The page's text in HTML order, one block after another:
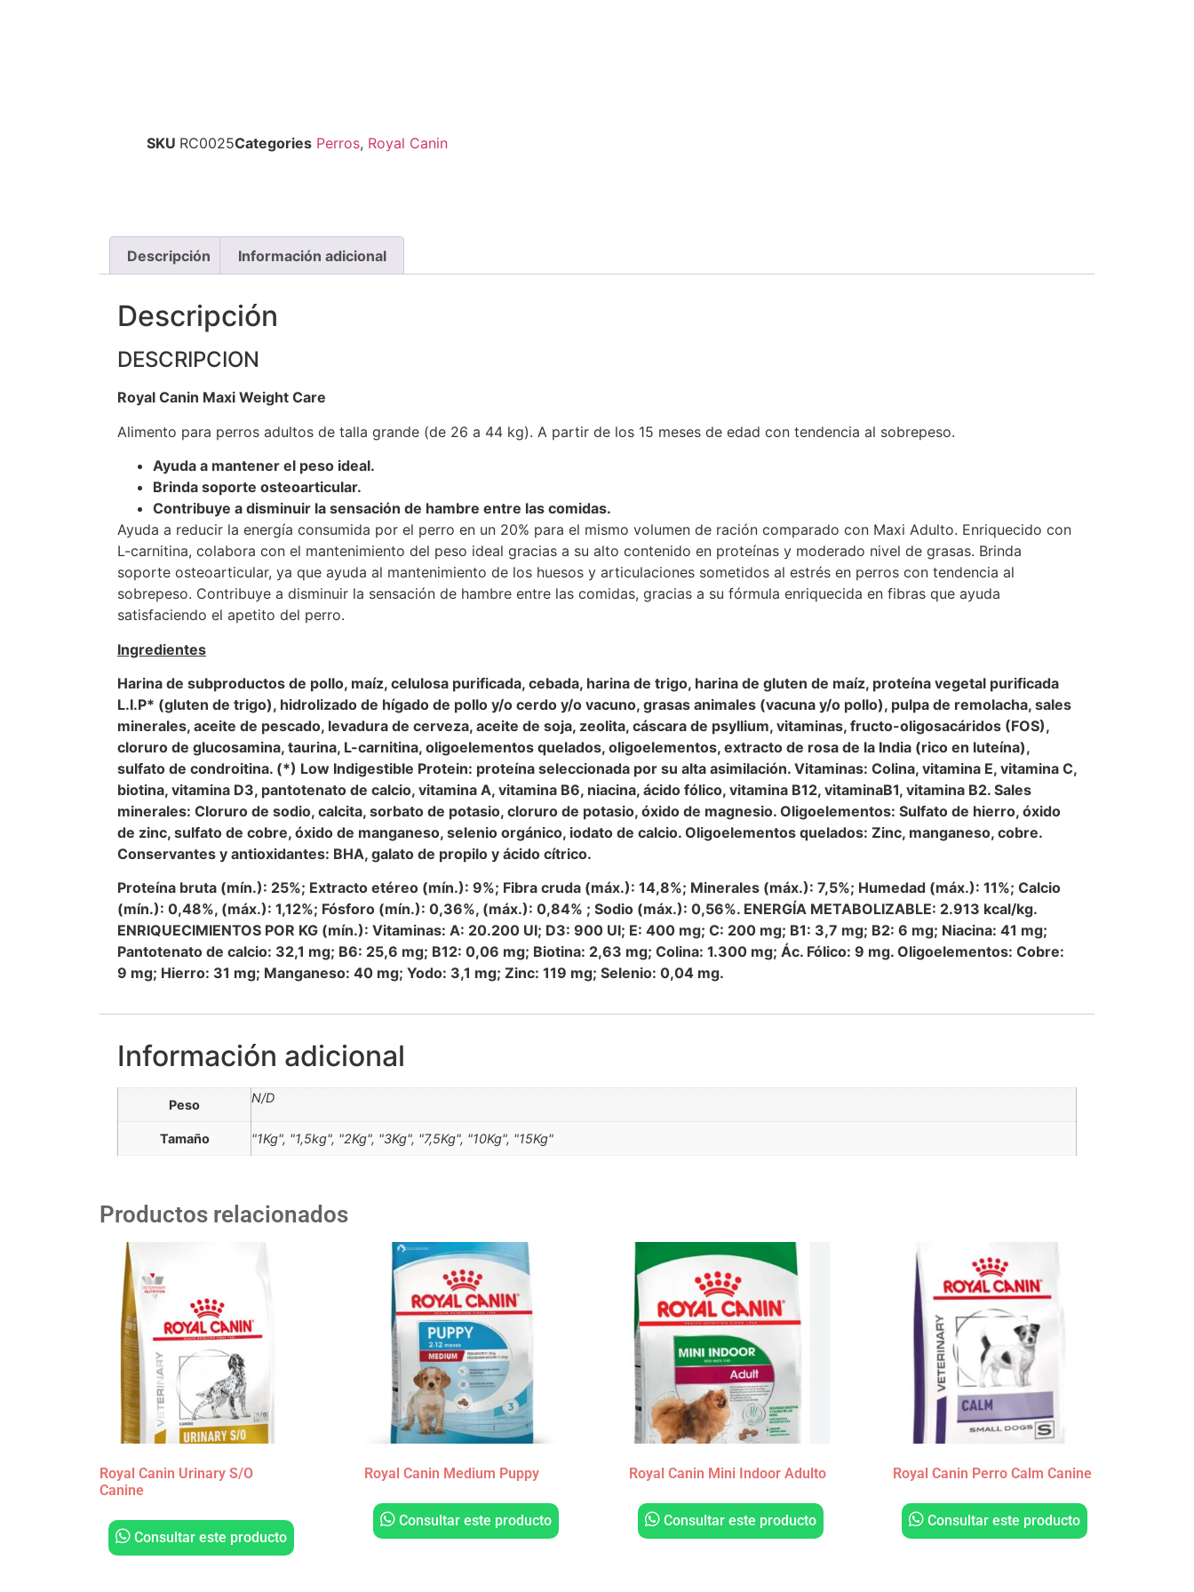
SKU RC0025Categories Perros, Royal Canin
Descripción Información adicional
Descripción
DESCRIPCION
Royal Canin Maxi Weight Care
Alimento para perros adultos de talla grande (de 26 a 44 kg). A partir de los 15 meses de edad con tendencia al sobrepeso.
Ayuda a mantener el peso ideal.
Brinda soporte osteoarticular.
Contribuye a disminuir la sensación de hambre entre las comidas.
Ayuda a reducir la energía consumida por el perro en un 20% para el mismo volumen de ración comparado con Maxi Adulto. Enriquecido con
L-carnitina, colabora con el mantenimiento del peso ideal gracias a su alto contenido en proteínas y moderado nivel de grasas. Brinda
soporte osteoarticular, ya que ayuda al mantenimiento de los huesos y articulaciones sometidos al estrés en perros con tendencia al
sobrepeso. Contribuye a disminuir la sensación de hambre entre las comidas, gracias a su fórmula enriquecida en fibras que ayuda
satisfaciendo el apetito del perro.
Ingredientes
Harina de subproductos de pollo, maíz, celulosa purificada, cebada, harina de trigo, harina de gluten de maíz, proteína vegetal purificada
L.I.P* (gluten de trigo), hidrolizado de hígado de pollo y/o cerdo y/o vacuno, grasas animales (vacuna y/o pollo), pulpa de remolacha, sales
minerales, aceite de pescado, levadura de cerveza, aceite de soja, zeolita, cáscara de psyllium, vitaminas, fructo-oligosacáridos (FOS),
cloruro de glucosamina, taurina, L-carnitina, oligoelementos quelados, oligoelementos, extracto de rosa de la India (rico en luteína),
sulfato de condroitina. (*) Low Indigestible Protein: proteína seleccionada por su alta asimilación. Vitaminas: Colina, vitamina E, vitamina C,
biotina, vitamina D3, pantotenato de calcio, vitamina A, vitamina B6, niacina, ácido fólico, vitamina B12, vitaminaB1, vitamina B2. Sales
minerales: Cloruro de sodio, calcita, sorbato de potasio, cloruro de potasio, óxido de magnesio. Oligoelementos: Sulfato de hierro, óxido
de zinc, sulfato de cobre, óxido de manganeso, selenio orgánico, iodato de calcio. Oligoelementos quelados: Zinc, manganeso, cobre.
Conservantes y antioxidantes: BHA, galato de propilo y ácido cítrico.
Proteína bruta (mín.): 25%; Extracto etéreo (mín.): 9%; Fibra cruda (máx.): 14,8%; Minerales (máx.): 7,5%; Humedad (máx.): 11%; Calcio
(mín.): 0,48%, (máx.): 1,12%; Fósforo (mín.): 0,36%, (máx.): 0,84% ; Sodio (máx.): 0,56%. ENERGÍA METABOLIZABLE: 2.913 kcal/kg.
ENRIQUECIMIENTOS POR KG (mín.): Vitaminas: A: 20.200 UI; D3: 900 UI; E: 400 mg; C: 200 mg; B1: 3,7 mg; B2: 6 mg; Niacina: 41 mg;
Pantotenato de calcio: 32,1 mg; B6: 25,6 mg; B12: 0,06 mg; Biotina: 2,63 mg; Colina: 1.300 mg; Ác. Fólico: 9 mg. Oligoelementos: Cobre:
9 mg; Hierro: 31 mg; Manganeso: 40 mg; Yodo: 3,1 mg; Zinc: 119 mg; Selenio: 0,04 mg.
Información adicional
Peso N/D
Tamaño "1Kg", "1,5kg", "2Kg", "3Kg", "7,5Kg", "10Kg", "15Kg"
Productos relacionados
Royal Canin Urinary S/O
Canine
Consultar este producto
Royal Canin Medium Puppy
Consultar este producto
Royal Canin Mini Indoor Adulto
Consultar este producto
Royal Canin Perro Calm Canine
Consultar este producto